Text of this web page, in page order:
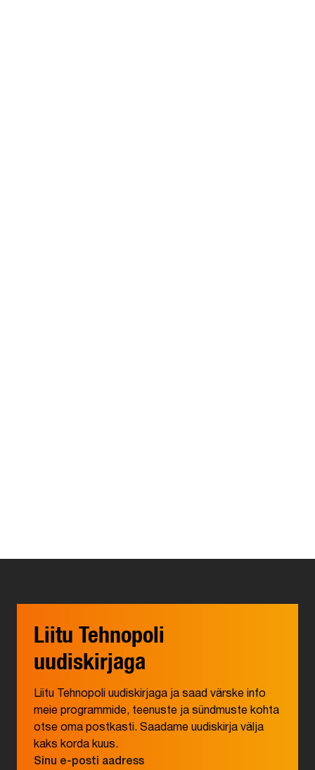
Liitu Tehnopoli
uudiskirjaga
Liitu Tehnopoli uudiskirjaga ja saad värske info
meie programmide, teenuste ja sündmuste kohta
otse oma postkasti. Saadame uudiskirja välja
kaks korda kuus.
Sinu e-posti aadress